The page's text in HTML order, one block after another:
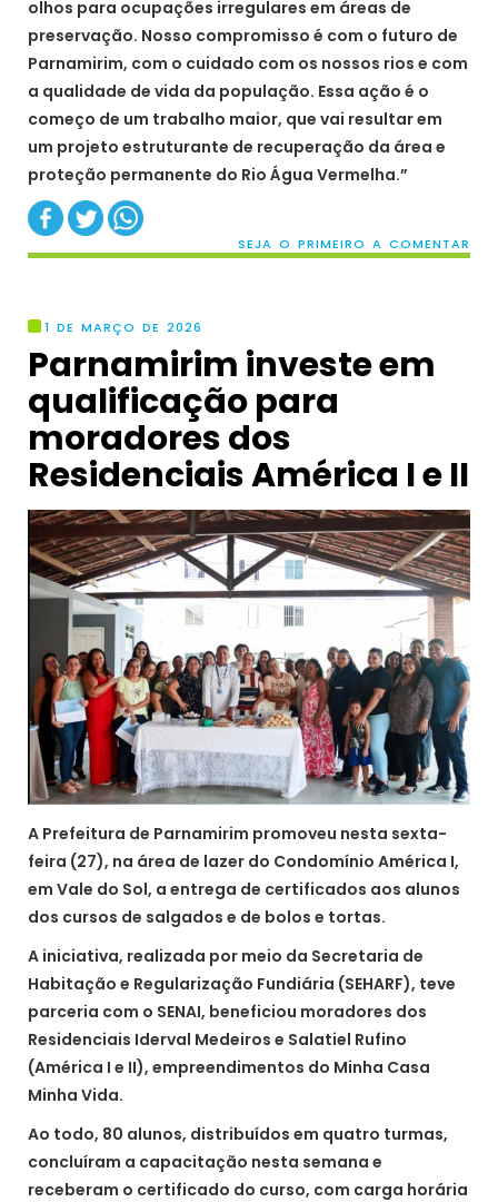
olhos para ocupações irregulares em áreas de
preservação. Nosso compromisso é com o futuro de
Parnamirim, com o cuidado com os nossos rios e com
a qualidade de vida da população. Essa ação é o
começo de um trabalho maior, que vai resultar em
um projeto estruturante de recuperação da área e
proteção permanente do Rio Água Vermelha.”
SEJA O PRIMEIRO A COMENTAR
1 DE MARÇO DE 2026
Parnamirim investe em
qualificação para
moradores dos
Residenciais América I e II
A Prefeitura de Parnamirim promoveu nesta sexta-
feira (27), na área de lazer do Condomínio América I,
em Vale do Sol, a entrega de certificados aos alunos
dos cursos de salgados e de bolos e tortas.
A iniciativa, realizada por meio da Secretaria de
Habitação e Regularização Fundiária (SEHARF), teve
parceria com o SENAI, beneficiou moradores dos
Residenciais Iderval Medeiros e Salatiel Rufino
(América I e II), empreendimentos do Minha Casa
Minha Vida.
Ao todo, 80 alunos, distribuídos em quatro turmas,
concluíram a capacitação nesta semana e
receberam o certificado do curso, com carga horária